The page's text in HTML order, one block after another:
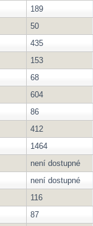
189
50
435
153
68
604
86
412
1464
není dostupné
není dostupné
116
87